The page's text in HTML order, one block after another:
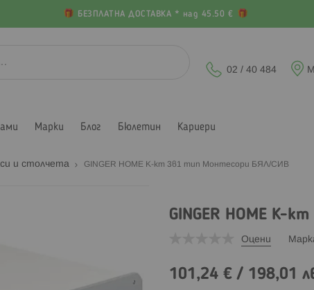
БЕЗПЛАТНА ДОСТАВКА * над 45.50 €
02 / 40 484
Марки Блог Бюлетин Кариери
и столчета GINGER HOME К-кт 3в1 тип Монтесори БЯЛ/СИВ
GINGER HOME К-
Оцени
101,24 €/ 198,01